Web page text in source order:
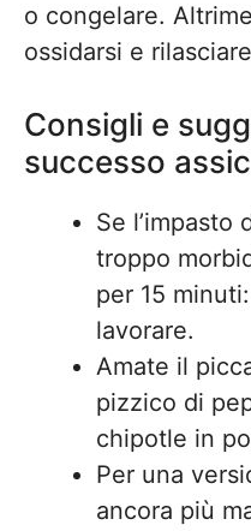
o congelare.
ossidarsi e
Consigli e
successo
Se l’impasto
troppo
per 15
lavorare.
Amate il
pizzico di
chipotle in
Per una
ancora più